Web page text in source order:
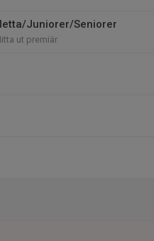
Juniorer/Seniorer
ut premiär